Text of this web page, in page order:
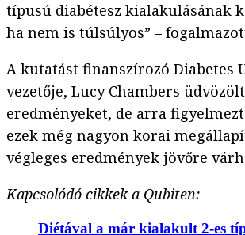
típusú diabétesz kialakulásának
ha nem is túlsúlyos” –
A kutatást finanszírozó Diabetes
vezetője, Lucy Chambers
eredményeket, de arra
ezek még nagyon korai
végleges eredmények jövőre
Kapcsolódó cikkek a Qubiten:
Diétával a már kialakult 2-es